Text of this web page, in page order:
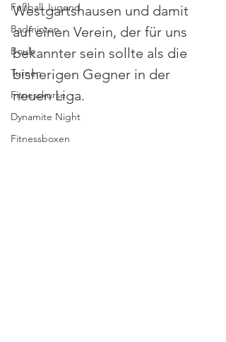
Fußball Jugend
Badminton
Boule
Turnen
Fitnesskurse
Dynamite Night
Fitnessboxen
Westgartshausen und damit
auf einen Verein, der für uns
bekannter sein sollte als die
bisherigen Gegner in der
neuen Liga.